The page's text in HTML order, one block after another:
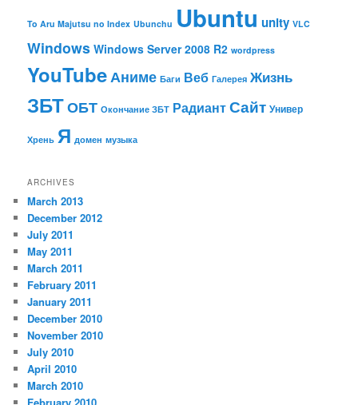
To Aru Majutsu no Index Ubunchu Ubuntu unity VLC
Windows Windows Server 2008 R2 wordpress
YouTubeАниме Баги Веб Галерея Жизнь
ЗБТОБТ Окончание ЗБТ РадиантСайт Универ
Хрень Я домен музыка
ARCHIVES
March 2013
December 2012
July 2011
May 2011
March 2011
February 2011
January 2011
December 2010
November 2010
July 2010
April 2010
March 2010